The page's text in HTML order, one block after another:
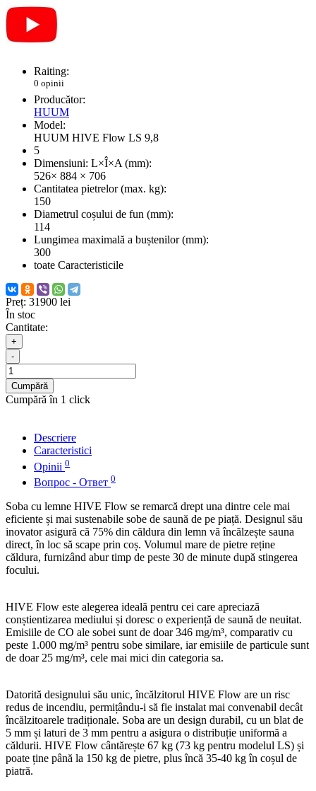
Raiting:
0 opinii
Producător:
HUUM
Model:
HUUM HIVE Flow LS 9,8
5
Dimensiuni: L×Î×A (mm):
526× 884 × 706
Cantitatea pietrelor (max. kg):
150
Diametrul coșului de fun (mm):
114
Lungimea maximală a buștenilor (mm):
300
toate Caracteristicile
Preț: 31900 lei
În stoc
Cantitate:
+
-
Cumpără
Cumpără în 1 click
Descriere
Caracteristici
Opinii 0
Вопрос - Ответ 0
Soba cu lemne HIVE Flow se remarcă drept una dintre cele mai
eficiente și mai sustenabile sobe de saună de pe piață. Designul său
inovator asigură că 75% din căldura din lemn vă încălzește sauna
direct, în loc să scape prin coș. Volumul mare de pietre reține
căldura, furnizând abur timp de peste 30 de minute după stingerea
focului.
HIVE Flow este alegerea ideală pentru cei care apreciază
conștientizarea mediului și doresc o experiență de saună de neuitat.
Emisiile de CO ale sobei sunt de doar 346 mg/m³, comparativ cu
peste 1.000 mg/m³ pentru sobe similare, iar emisiile de particule sunt
de doar 25 mg/m³, cele mai mici din categoria sa.
Datorită designului său unic, încălzitorul HIVE Flow are un risc
redus de incendiu, permițându-i să fie instalat mai convenabil decât
încălzitoarele tradiționale. Soba are un design durabil, cu un blat de
5 mm și laturi de 3 mm pentru a asigura o distribuție uniformă a
căldurii. HIVE Flow cântărește 67 kg (73 kg pentru modelul LS) și
poate ține până la 150 kg de pietre, plus încă 35-40 kg în coșul de
piatră.